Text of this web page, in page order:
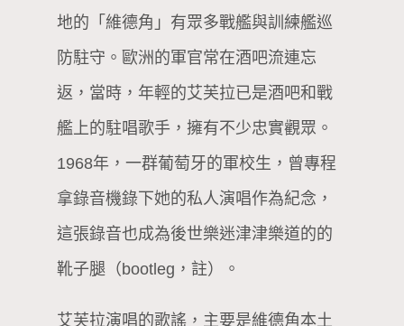
地的「維德角」有眾多戰艦與訓練艦巡
防駐守。歐洲的軍官常在酒吧流連忘
返，當時，年輕的艾芙拉已是酒吧和戰
艦上的駐唱歌手，擁有不少忠實觀眾。
1968年，一群葡萄牙的軍校生，曾專程
拿錄音機錄下她的私人演唱作為紀念，
這張錄音也成為後世樂迷津津樂道的的
靴子腿（bootleg，註）。
艾芙拉演唱的歌謠，主要是維德角本土